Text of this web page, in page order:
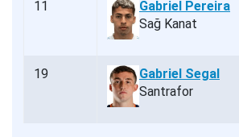
11
Gabriel Pereira
Sağ Kanat
19
Gabriel Segal
Santrafor